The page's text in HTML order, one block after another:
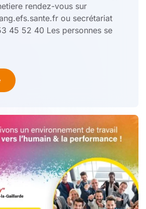
rendez-vous sur
ou secrétariat
45 52 40 Les personnes se